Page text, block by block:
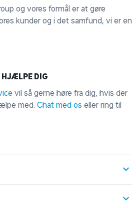
og vores formål er at gøre
kunder og i det samfund, vi er en
HJÆLPE DIG
vil så gerne høre fra dig, hvis der
med. Chat med os eller ring til